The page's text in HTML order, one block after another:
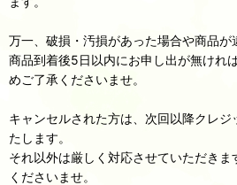
万一、破損・汚損があった場合や商品が
商品到着後5日以内にお申し出が無けれ
めご了承くださいませ。
キャンセルされた方は、次回以降クレ
たします。
それ以外は厳しく対応させていただき
くださいませ。